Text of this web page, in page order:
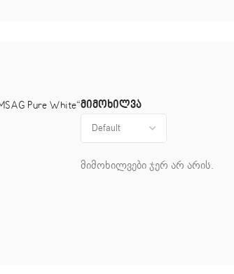
მიმოხილვა
მიმოხილვები ჯერ არ არის.
Pure White“